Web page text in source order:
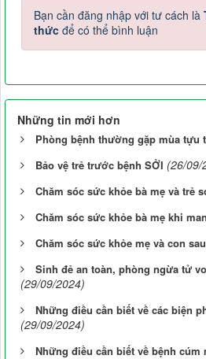
Bạn cần đăng nhập với tư cách là
thức để có thể bình luận
Những tin mới hơn
Phòng bệnh thường gặp mùa tựu
Bảo vệ trẻ trước bệnh SỞI (26/09/
Chăm sóc sức khỏe bà mẹ và trẻ
Chăm sóc sức khỏe bà mẹ khi
Chăm sóc sức khỏe mẹ và con
Sinh đẻ an toàn, phòng ngừa tử
(29/09/2024)
Những điều cần biết về các biện
(29/09/2024)
Những điều cần biết về bệnh cúm